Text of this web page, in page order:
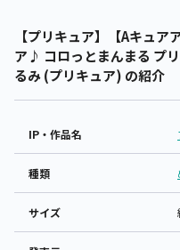
【プリキュア】【Aキュ
ア♪ コロっとまんまる プ
るみ (プリキュア) の紹介
IP・作品名
種類
サイズ